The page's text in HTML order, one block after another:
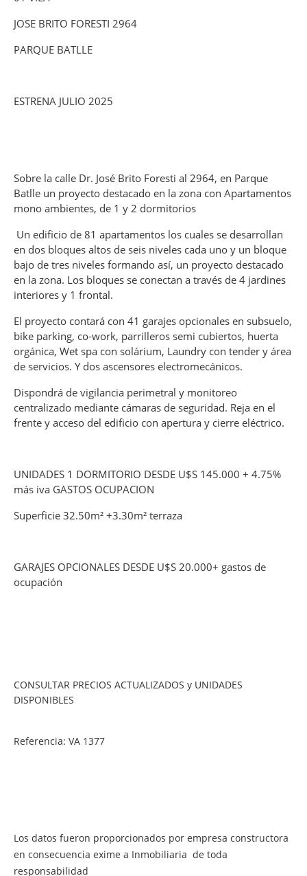
JOSE BRITO FORESTI 2964
PARQUE BATLLE
ESTRENA JULIO 2025
Sobre la calle Dr. José Brito Foresti al 2964, en Parque
Batlle un proyecto destacado en la zona con Apartamentos
mono ambientes, de 1 y 2 dormitorios
Un edificio de 81 apartamentos los cuales se desarrollan
en dos bloques altos de seis niveles cada uno y un bloque
bajo de tres niveles formando así, un proyecto destacado
en la zona. Los bloques se conectan a través de 4 jardines
interiores y 1 frontal.
El proyecto contará con 41 garajes opcionales en subsuelo,
bike parking, co-work, parrilleros semi cubiertos, huerta
orgánica, Wet spa con solárium, Laundry con tender y área
de servicios. Y dos ascensores electromecánicos.
Dispondrá de vigilancia perimetral y monitoreo
centralizado mediante cámaras de seguridad. Reja en el
frente y acceso del edificio con apertura y cierre eléctrico.
UNIDADES 1 DORMITORIO DESDE U$S 145.000 + 4.75%
más iva GASTOS OCUPACION
Superficie 32.50m² +3.30m² terraza
GARAJES OPCIONALES DESDE U$S 20.000+ gastos de
ocupación
CONSULTAR PRECIOS ACTUALIZADOS y UNIDADES
DISPONIBLES
Referencia: VA 1377
Los datos fueron proporcionados por empresa constructora
en consecuencia exime a Inmobiliaria de toda
responsabilidad